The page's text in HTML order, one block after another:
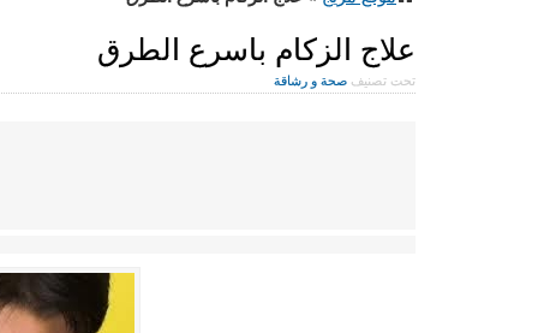
علاج الزكام باسرع الطرق
تحت تصنيف صحة و رشاقة